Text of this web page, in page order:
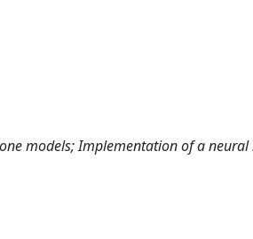
models; Implementation of a